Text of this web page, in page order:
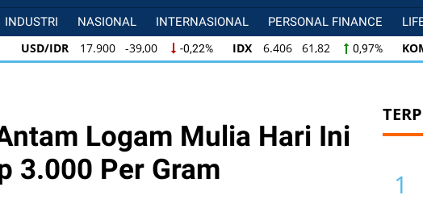
INDUSTRI NASIONAL INTERNASIONAL PERSONAL FINANCE
USD/IDR 17.900 -39,00 -0,22% IDX 6.406 61,82 0,97%
USD/IDR 17.900 -39,00 -0,22% IDX 6.406 61,82 0,97%
Logam Mulia Hari Ini
3.000 Per Gram
1